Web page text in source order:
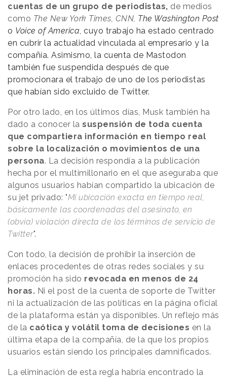
cuentas de un grupo de periodistas, de medios
como The New York Times, CNN, The Washington Post
o Voice of America, cuyo trabajo ha estado centrado
en cubrir la actualidad vinculada al empresario y la
compañía. Asimismo, la cuenta de Mastodon
también fue suspendida después de que
promocionara el trabajo de uno de los periodistas
que habían sido excluido de Twitter.
Por otro lado, en los últimos días, Musk también ha
dado a conocer la suspensión de toda cuenta
que compartiera información en tiempo real
sobre la localización o movimientos de una
persona. La decisión respondía a la publicación
hecha por el multimillonario en el que aseguraba que
algunos usuarios habían compartido la ubicación de
su jet privado: "Mi ubicación exacta en tiempo real,
básicamente las coordenadas del asesinato, en
(obvia) violación directa de los términos de servicio de
Twitter".
Con todo, la decisión de prohibir la inserción de
enlaces procedentes de otras redes sociales y su
promoción ha sido revocada en menos de 24
horas. Ni el post de la cuenta de soporte de Twitter
ni la actualización de las políticas en la página oficial
de la plataforma están ya disponibles. Un reflejo más
de la caótica y volátil toma de decisiones en la
última etapa de la compañía, de la que los propios
usuarios están siendo los principales damnificados.
La eliminación de esta regla habría encontrado la